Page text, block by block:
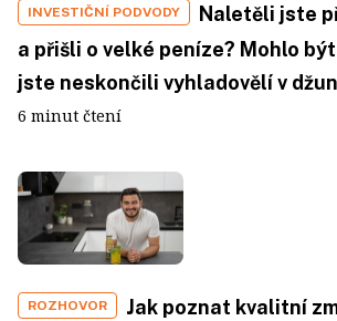
INVESTIČNÍ PODVODY
Naletěli jste
a přišli o velké peníze? Mohlo
jste neskončili vyhladovělí v
6 minut čtení
ROZHOVOR
Jak poznat kvalitní